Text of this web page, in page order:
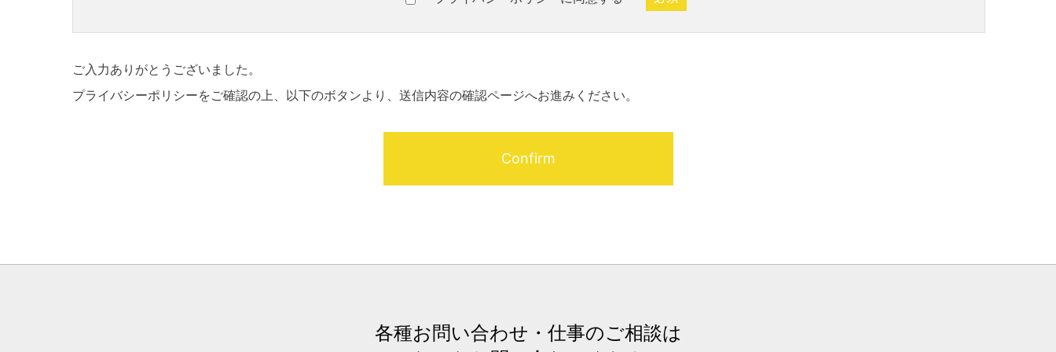
ご入力ありがとうございました。
プライバシーポリシーをご確認の上、以下のボタンより、送信内容の確認ページへお進みください。
各種お問い合わせ・仕事のご相談は